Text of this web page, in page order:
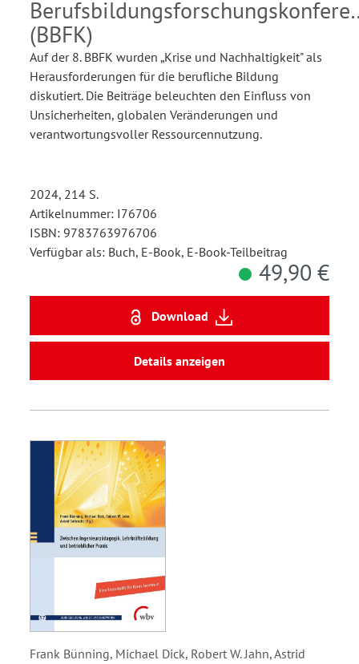
(BBFK)
Auf der 8. BBFK wurden „Krise und Nachhaltigkeit" als
Herausforderungen für die berufliche Bildung
diskutiert. Die Beiträge beleuchten den Einfluss von
Unsicherheiten, globalen Veränderungen und
verantwortungsvoller Ressourcennutzung.
2024, 214 S.
Artikelnummer: I76706
ISBN: 9783763976706
Verfügbar als: Buch, E-Book, E-Book-Teilbeitrag
49,90 €
Download
Details anzeigen
Frank Bünning, Michael Dick, Robert W. Jahn, Astrid